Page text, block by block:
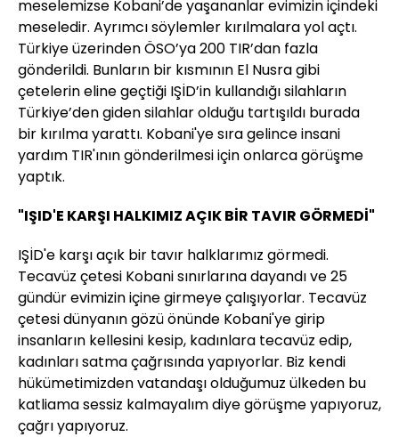
meselemizse Kobani’de yaşananlar evimizin içindeki
meseledir. Ayrımcı söylemler kırılmalara yol açtı.
Türkiye üzerinden ÖSO’ya 200 TIR’dan fazla
gönderildi. Bunların bir kısmının El Nusra gibi
çetelerin eline geçtiği IŞİD’in kullandığı silahların
Türkiye’den giden silahlar olduğu tartışıldı burada
bir kırılma yarattı. Kobani'ye sıra gelince insani
yardım TIR'ının gönderilmesi için onlarca görüşme
yaptık.
"IŞID'E KARŞI HALKIMIZ AÇIK BİR TAVIR GÖRMEDİ"
IŞİD'e karşı açık bir tavır halklarımız görmedi.
Tecavüz çetesi Kobani sınırlarına dayandı ve 25
gündür evimizin içine girmeye çalışıyorlar. Tecavüz
çetesi dünyanın gözü önünde Kobani'ye girip
insanların kellesini kesip, kadınlara tecavüz edip,
kadınları satma çağrısında yapıyorlar. Biz kendi
hükümetimizden vatandaşı olduğumuz ülkeden bu
katliama sessiz kalmayalım diye görüşme yapıyoruz,
çağrı yapıyoruz.